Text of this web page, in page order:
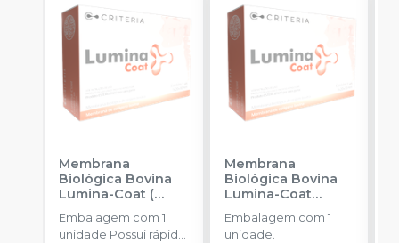
Membrana
Biológica Bovina
Lumina-Coat (
1x20x30mm)
CRITERIA
Embalagem com 1
unidade Possui rápida
Membrana
Biológica Bovina
Lumina-Coat
(1x10x20mm)
CRITERIA
Embalagem com 1
unidade.